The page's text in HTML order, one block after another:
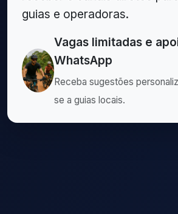
guias e operadoras.
Vagas limitadas e
WhatsApp
Receba sugestões
se a guias locais.